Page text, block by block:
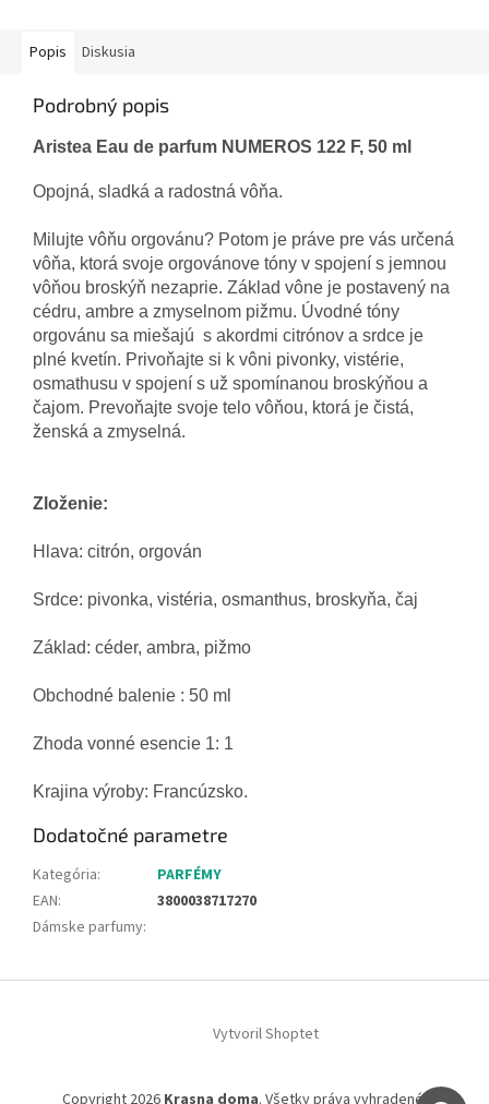
Popis Diskusia
Podrobný popis
Aristea Eau de parfum NUMEROS 122 F, 50 ml
Opojná, sladká a radostná vôňa.
Milujte vôňu orgovánu? Potom je práve pre vás určená
vôňa, ktorá svoje orgovánove tóny v spojení s jemnou
vôňou broskýň nezaprie. Základ vône je postavený na
cédru, ambre a zmyselnom pižmu. Úvodné tóny
orgovánu sa miešajú s akordmi citrónov a srdce je
plné kvetín. Privoňajte si k vôni pivonky, vistérie,
osmathusu v spojení s už spomínanou broskýňou a
čajom. Prevoňajte svoje telo vôňou, ktorá je čistá,
ženská a zmyselná.
Zloženie:
Hlava: citrón, orgován
Srdce: pivonka, vistéria, osmanthus, broskyňa, čaj
Základ: céder, ambra, pižmo
Obchodné balenie : 50 ml
Zhoda vonné esencie 1: 1
Krajina výroby: Francúzsko.
Dodatočné parametre
Kategória:
PARFÉMY
EAN:
3800038717270
Dámske parfumy:
Vytvoril Shoptet